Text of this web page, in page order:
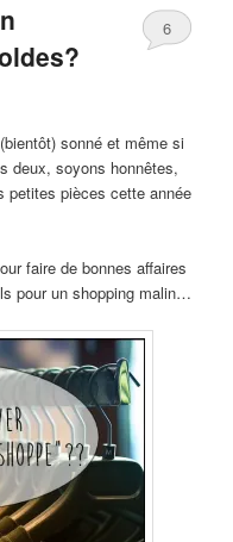
6
sonné et même si
deux, soyons honnêtes,
petites pièces cette année
faire de bonnes affaires
pour un shopping malin…